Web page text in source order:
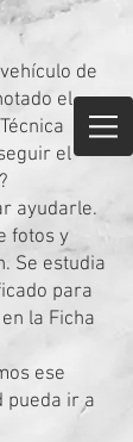
de
el
el
ayudarle.
fotos y
Se estudia
para
la Ficha
ese
pueda ir a